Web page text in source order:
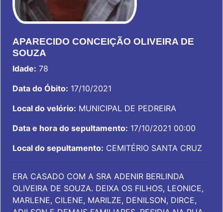
APARECIDO CONCEIÇÃO OLIVEIRA DE
SOUZA
Idade: 78
Data do Óbito: 17/10/2021
Local do velório: MUNICIPAL DE PEDREIRA
Data e hora do sepultamento: 17/10/2021 00:00
Local do sepultamento: CEMITÉRIO SANTA CRUZ
ERA CASADO COM A SRA ADENIR BERLINDA
OLIVEIRA DE SOUZA. DEIXA OS FILHOS, LEONICE,
MARLENE, CILENE, MARILZE, DENILSON, DIRCE,